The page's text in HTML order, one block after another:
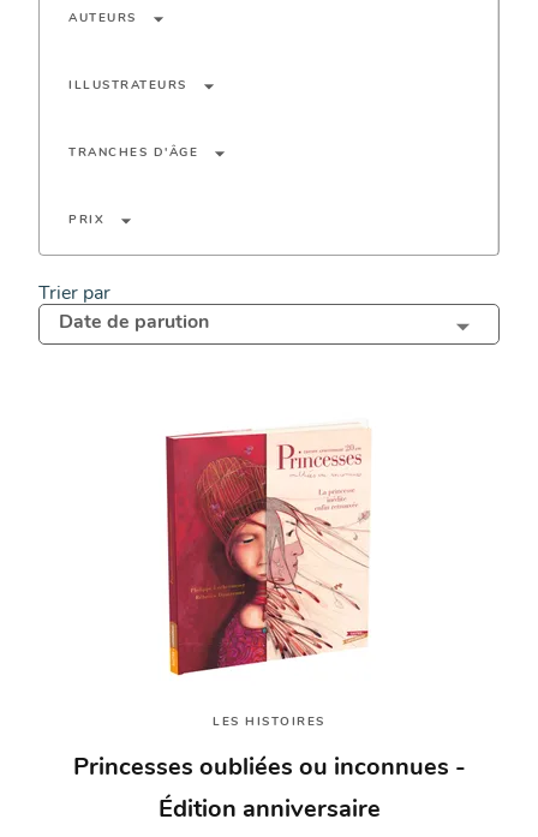
AUTEURS arrow_drop_down
ILLUSTRATEURS arrow_drop_down
TRANCHES D'ÂGE arrow_drop_down
PRIX arrow_drop_down
Trier par
Date de parution
LES HISTOIRES
Princesses oubliées ou inconnues -
Édition anniversaire